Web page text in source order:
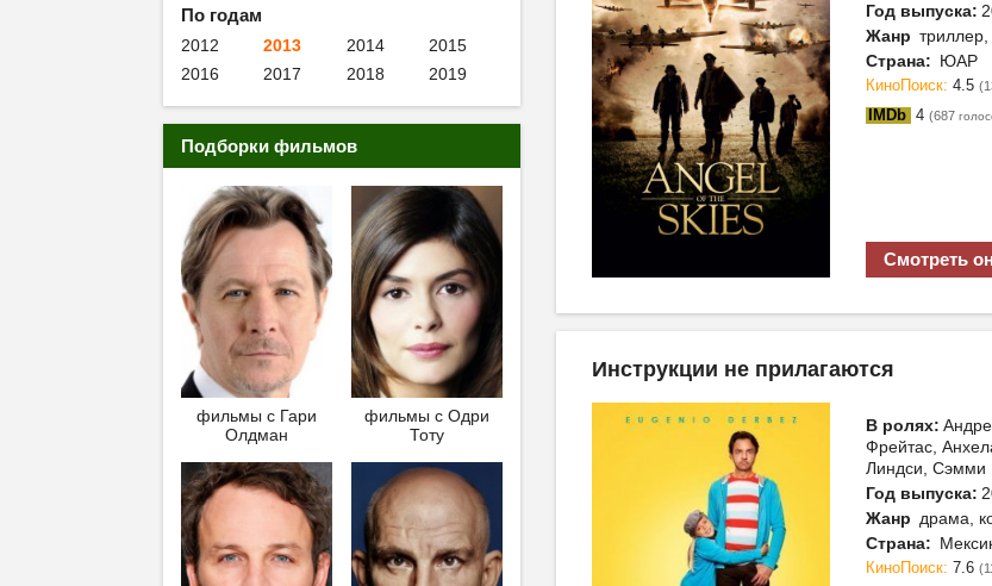
Год выпуска:
Жанр
Страна: ЮАР
КиноПоиск: 4.5
IMDb 4 (687
Смотреть
Инструкции не прилагаются
В ролях:
Фрейтас,
Линдси, Сэмми
Год выпуска:
Жанр драма,
Страна:
КиноПоиск: 7.6
По годам
2012 2013 2014
2015
2016
2017 2018 2019
Подборки фильмов
фильмы с Гари
Олдман
фильмы с Одри
Тоту